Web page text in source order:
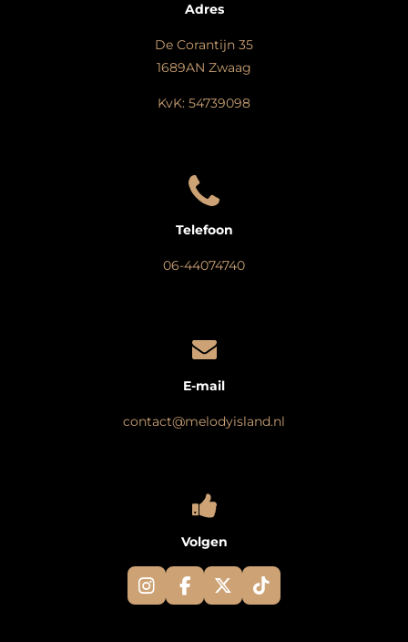
Adres
De Corantijn 35
1689AN Zwaag
KvK: 54739098
Telefoon
06-44074740
E-mail
contact@melodyisland.nl
Volgen
I
n
F
a
X
T
i